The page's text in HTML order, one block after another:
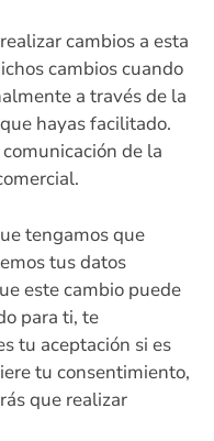
cambios a esta
cambios cuando
a través de la
hayas facilitado.
de la
tengamos que
tus datos
este cambio puede
para ti, te
tu aceptación si es
tu consentimiento,
que realizar